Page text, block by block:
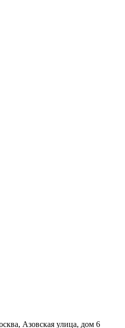
Азовская улица, дом 6